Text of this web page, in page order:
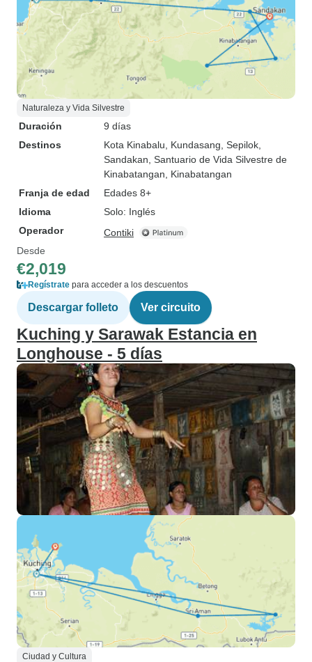
Naturaleza y Vida Silvestre
Duración
9 días
Destinos
Kota Kinabalu , Kundasang , Sepilok
Sandakan , Santuario de Vida Silvestre de
Kinabatangan , Kinabatangan
Franja de edad
Edades 8+
Idioma
Solo: Inglés
Operador
Contiki
Desde
€2,019
Regístrate para acceder a los descuentos
Descargar folleto Ver circuito
Kuching y Sarawak Estancia en
Longhouse - 5 días
Ciudad y Cultura